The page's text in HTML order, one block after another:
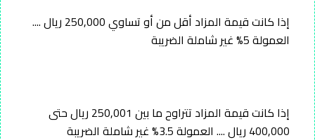
إذا كانت قيمة المزاد أقل من أو تساوي 250,000 ريال ....
العمولة 5% غير شاملة الضريبة
إذا كانت قيمة المزاد تتراوح ما بين 250,001 ريال حتى
400,000 ريال .... العمولة 3.5% غير شاملة الضريبة